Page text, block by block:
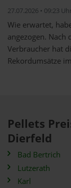
27.07.2026 • 09:23
Wie erwartet,
angezogen.
Verbraucher hat
Rekordumsätze
Pellets
Dierfeld
Bad Bertrich
Lutzerath
Karl